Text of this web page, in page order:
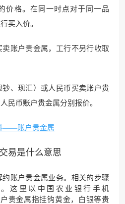
价格。在同一时点对于同一品
买入价。
账户贵金属，工行不另行收取
、现汇）或人民币买卖账户贵
民币账户贵金属分别报价。
——账户贵金属
易是什么意思
账户贵金属业务。相关的步骤
这里以中国农业银行手机
贵金属指挂钩黄金，白银等贵